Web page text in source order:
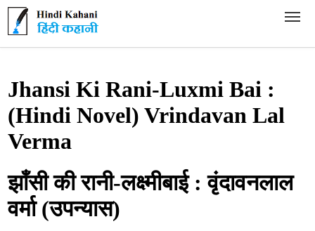
Hindi Kahani - हिंदी कहानी
Jhansi Ki Rani-Luxmi Bai :
(Hindi Novel) Vrindavan Lal
Verma
झाँसी की रानी-लक्ष्मीबाई : वृंदावनलाल
वर्मा (उपन्यास)